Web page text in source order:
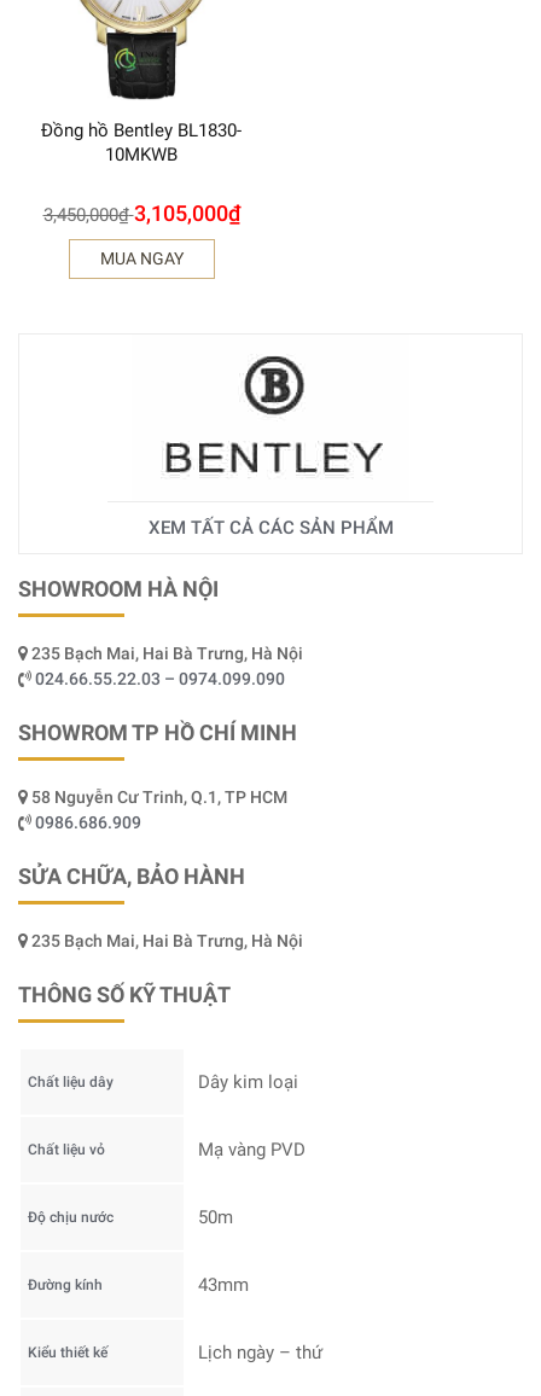
Đồng hồ Bentley BL1830-
10MKWB
3,450,000₫ 3,105,000₫
MUA NGAY
XEM TẤT CẢ CÁC SẢN PHẨM
SHOWROOM HÀ NỘI
235 Bạch Mai, Hai Bà Trưng, Hà Nội
024.66.55.22.03 – 0974.099.090
SHOWROM TP HỒ CHÍ MINH
58 Nguyễn Cư Trinh, Q.1, TP HCM
0986.686.909
SỬA CHỮA, BẢO HÀNH
235 Bạch Mai, Hai Bà Trưng, Hà Nội
THÔNG SỐ KỸ THUẬT
Chất liệu dây Dây kim loại
Chất liệu vỏ Mạ vàng PVD
Độ chịu nước 50m
Đường kính 43mm
Kiểu thiết kế Lịch ngày – thứ